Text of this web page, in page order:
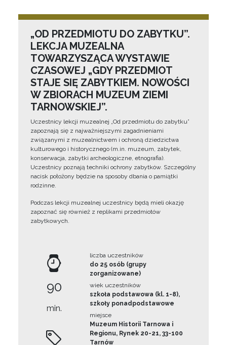
„OD PRZEDMIOTU DO ZABYTKU”.
LEKCJA MUZEALNA
TOWARZYSZĄCA WYSTAWIE
CZASOWEJ „GDY PRZEDMIOT
STAJE SIĘ ZABYTKIEM. NOWOŚCI
W ZBIORACH MUZEUM ZIEMI
TARNOWSKIEJ”.
Uczestnicy lekcji muzealnej „Od przedmiotu do zabytku”
zapoznają się z najważniejszymi zagadnieniami
związanymi z muzealnictwem i ochroną dziedzictwa
kulturowego i historycznego (m.in. muzeum, zabytek,
konserwacja, zabytki archeologiczne, etnografia).
Uczestnicy poznają techniki ochrony zabytków. Szczególny
nacisk położony będzie na sposoby dbania o pamiątki
rodzinne.
Podczas lekcji muzealnej uczestnicy będą mieli okazję
zapoznać się również z replikami przedmiotów
zabytkowych.
90
min.
liczba uczestników
do 25 osób (grupy
zorganizowane)
wiek uczestników
szkoła podstawowa (kl. 1-8),
szkoły ponadpodstawowe
miejsce
Muzeum Historii Tarnowa i
Regionu, Rynek 20-21, 33-100
Tarnów